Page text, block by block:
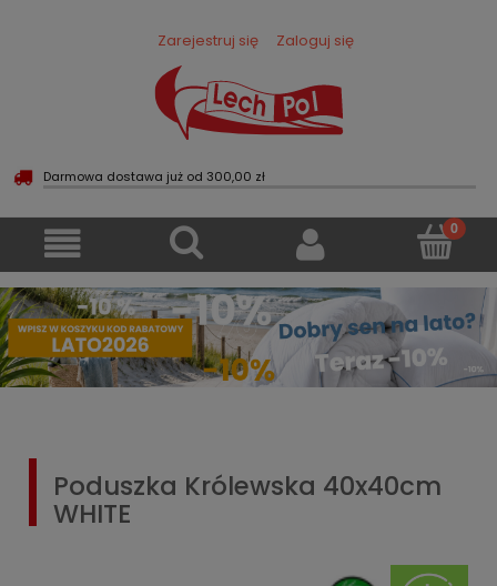
Zarejestruj się Zaloguj się
Darmowa dostawa już od 300,00 zł
Poduszka Królewska 40x40cm
WHITE